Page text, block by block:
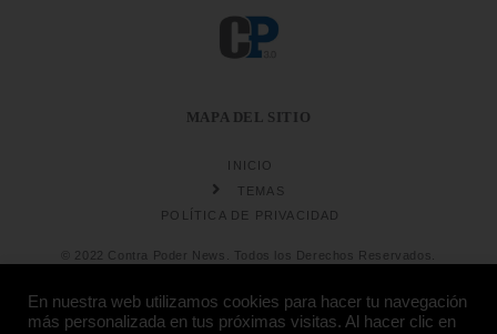
MAPA DEL SITIO
INICIO
TEMAS
POLÍTICA DE PRIVACIDAD
© 2022 Contra Poder News. Todos los Derechos Reservados.
En nuestra web utilizamos cookies para hacer tu navegación
más personalizada en tus próximas visitas. Al hacer clic en